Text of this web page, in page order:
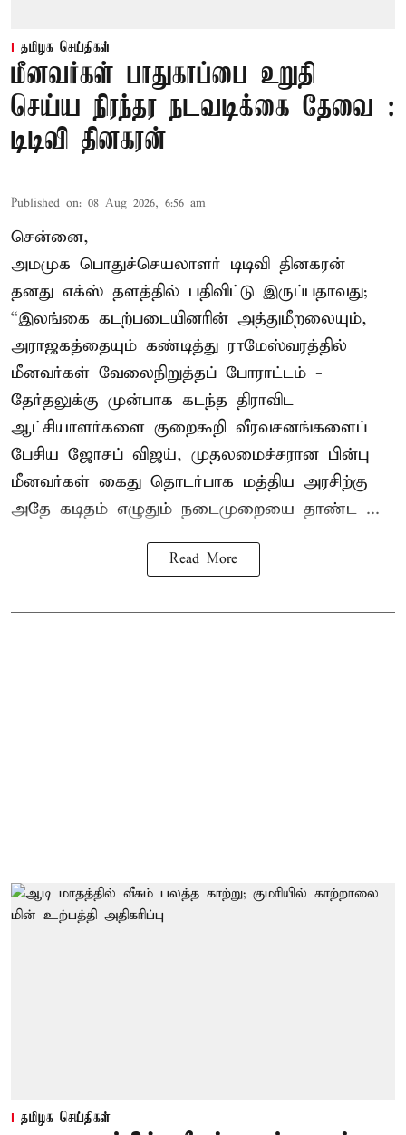
தமிழக செய்திகள்
மீனவர்கள் பாதுகாப்பை உறுதி
செய்ய நிரந்தர நடவடிக்கை தேவை :
டிடிவி தினகரன்
Published on: 08 Aug 2026, 6:56 am
சென்னை,
அமமுக பொதுச்செயலாளர் டிடிவி தினகரன்
தனது எக்ஸ் தளத்தில் பதிவிட்டு இருப்பதாவது;
“இலங்கை கடற்படையினரின் அத்துமீறலையும்,
அராஜகத்தையும் கண்டித்து ராமேஸ்வரத்தில்
மீனவர்கள் வேலைநிறுத்தப் போராட்டம் -
தேர்தலுக்கு முன்பாக கடந்த திராவிட
ஆட்சியாளர்களை குறைகூறி வீரவசனங்களைப்
பேசிய ஜோசப் விஜய், முதலமைச்சரான பின்பு
மீனவர்கள் கைது தொடர்பாக மத்திய அரசிற்கு
அதே கடிதம் எழுதும் நடைமுறையை தாண்ட ...
Read More
தமிழக செய்திகள்